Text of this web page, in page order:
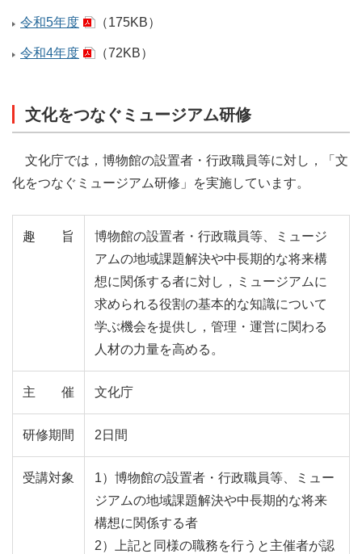
令和5年度 （175KB）
令和4年度 （72KB）
文化をつなぐミュージアム研修
文化庁では，博物館の設置者・行政職員等に対し，「文
化をつなぐミュージアム研修」を実施しています。
趣旨
博物館の設置者・行政職員等、ミュージ
アムの地域課題解決や中長期的な将来構
想に関係する者に対し，ミュージアムに
求められる役割の基本的な知識について
学ぶ機会を提供し，管理・運営に関わる
人材の力量を高める。
主催 文化庁
研修期間 2日間
受講対象
1）博物館の設置者・行政職員等、ミュー
ジアムの地域課題解決や中長期的な将来
構想に関係する者
2）上記と同様の職務を行うと主催者が認